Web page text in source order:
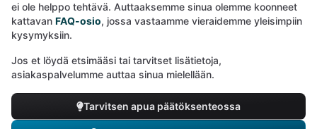
ei ole helppo tehtävä. Auttaaksemme sinua olemme koonneet
kattavan FAQ-osio, jossa vastaamme vieraidemme yleisimpiin
kysymyksiin.
Jos et löydä etsimääsi tai tarvitset lisätietoja,
asiakaspalvelumme auttaa sinua mielellään.
Tarvitsen apua päätöksenteossa